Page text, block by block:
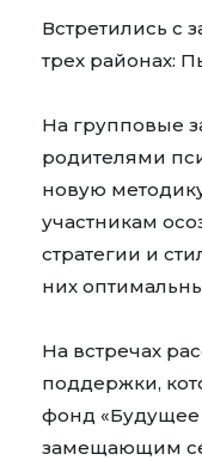
Встретились
трех районах:
На групповые
родителями
новую
участникам
стратегии и
них
На встречах
поддержки,
фонд «Будущее
замещающим